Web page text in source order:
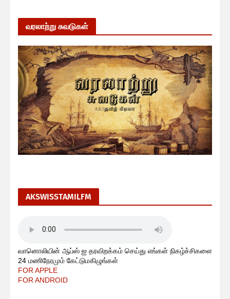
வரலாற்று சுவடுகள்
AKSWISSTAMILFM
வானொலியின் ஆப்ஸ் ஐ தரவிறக்கம் செய்து எங்கள் நிகழ்ச்சிகளை
24 மணிநேரமும் கேட்டுமகிழுங்கள்
FOR APPLE
FOR ANDROID